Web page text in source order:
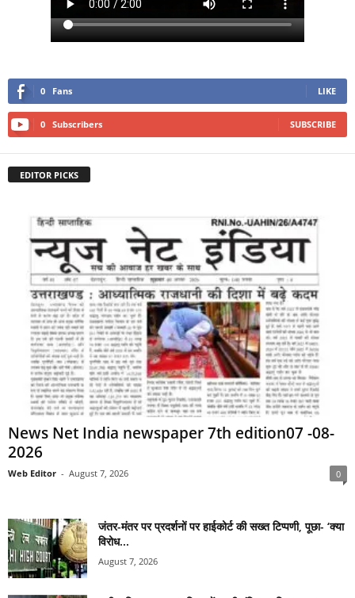
0 Fans LIKE
0 Subscribers SUBSCRIBE
EDITOR PICKS
News Net India newspaper 7th edition07 -08-
2026
Web Editor - August 7, 2026 0
जंतर-मंतर पर प्रदर्शनों पर हाईकोर्ट की सख्त टिप्पणी, पूछा- ‘क्या
विरोध...
August 7, 2026